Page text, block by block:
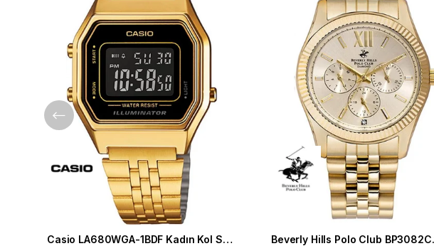
Casio LA680WGA-1BDF Kadın Kol Saati